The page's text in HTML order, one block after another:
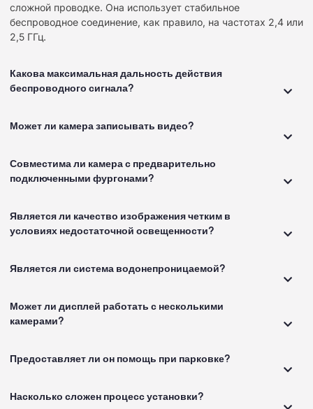
сложной проводке. Она использует стабильное
беспроводное соединение, как правило, на частотах 2,4 или
2,5 ГГц.
Какова максимальная дальность действия
беспроводного сигнала?
Может ли камера записывать видео?
Совместима ли камера с предварительно
подключенными фургонами?
Является ли качество изображения четким в
условиях недостаточной освещенности?
Является ли система водонепроницаемой?
Может ли дисплей работать с несколькими
камерами?
Предоставляет ли он помощь при парковке?
Насколько сложен процесс установки?